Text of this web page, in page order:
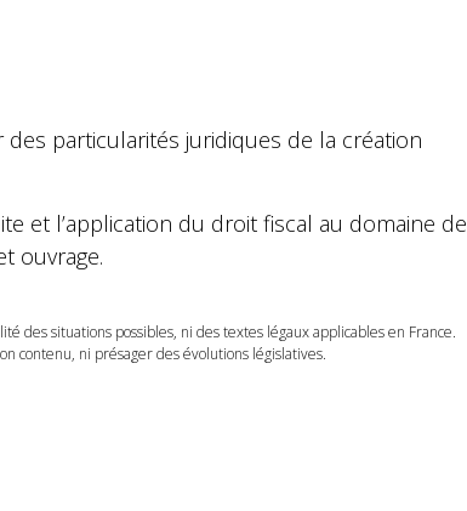
particularités juridiques de la création
et l’application du droit fiscal au domaine de
ouvrage.
des situations possibles, ni des textes légaux applicables en France.
contenu, ni présager des évolutions législatives.